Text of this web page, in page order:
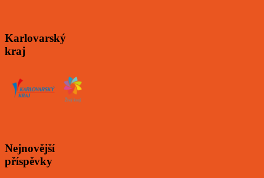
Karlovarský
kraj
Nejnovější
příspěvky